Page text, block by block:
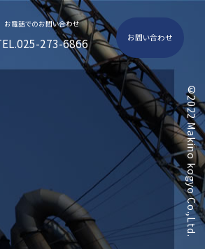
お電話でのお問い合わせ
273-6866 お問い合わせ